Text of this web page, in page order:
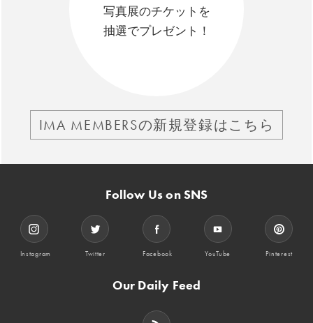
写真展のチケットを
抽選でプレゼント！
IMA MEMBERSの新規登録はこちら
Follow Us on SNS
Instagram Twitter Facebook YouTube Pinterest
Our Daily Feed